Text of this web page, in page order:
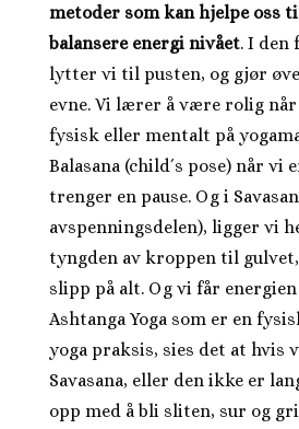
metoder som kan hjelpe oss
balansere energi nivået. I den
lytter vi til pusten, og gjør
evne. Vi lærer å være rolig
fysisk eller mentalt på
Balasana (child´s pose) når vi
trenger en pause. Og i
avspenningsdelen), ligger vi
tyngden av kroppen til
slipp på alt. Og vi får
Ashtanga Yoga som er en
yoga praksis, sies det at hvis
Savasana, eller den ikke er
opp med å bli sliten, sur og